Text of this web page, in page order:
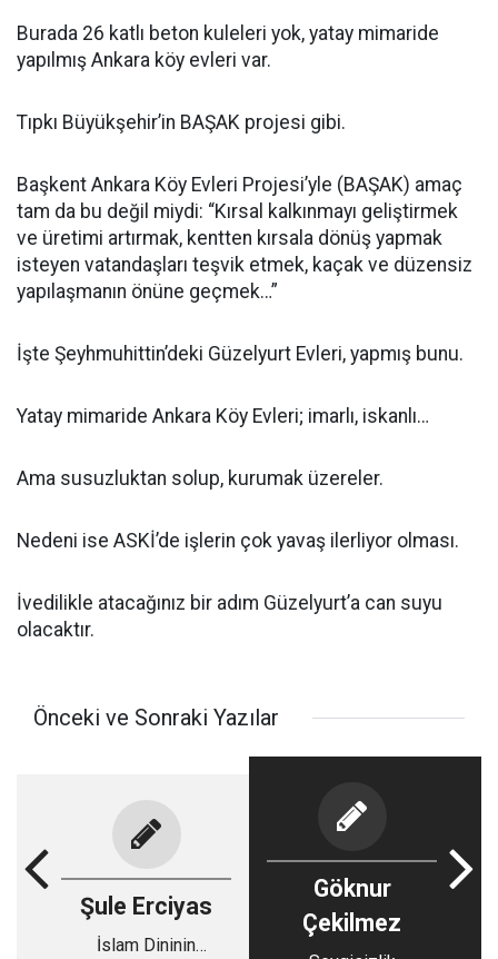
Burada 26 katlı beton kuleleri yok, yatay mimaride
yapılmış Ankara köy evleri var.
Tıpkı Büyükşehir’in BAŞAK projesi gibi.
Başkent Ankara Köy Evleri Projesi’yle (BAŞAK) amaç
tam da bu değil miydi: “Kırsal kalkınmayı geliştirmek
ve üretimi artırmak, kentten kırsala dönüş yapmak
isteyen vatandaşları teşvik etmek, kaçak ve düzensiz
yapılaşmanın önüne geçmek…”
İşte Şeyhmuhittin’deki Güzelyurt Evleri, yapmış bunu.
Yatay mimaride Ankara Köy Evleri; imarlı, iskanlı…
Ama susuzluktan solup, kurumak üzereler.
Nedeni ise ASKİ’de işlerin çok yavaş ilerliyor olması.
İvedilikle atacağınız bir adım Güzelyurt’a can suyu
olacaktır.
Önceki ve Sonraki Yazılar
Şule Erciyas
İslam Dininin
Göknur
Çekilmez